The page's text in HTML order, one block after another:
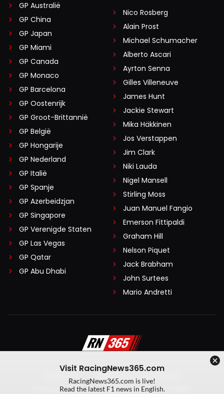
GP Australië
GP China
GP Japan
GP Miami
GP Canada
GP Monaco
GP Barcelona
GP Oostenrijk
GP Groot-Brittannië
GP België
GP Hongarije
GP Nederland
GP Italië
GP Spanje
GP Azerbeidzjan
GP Singapore
GP Verenigde Staten
GP Las Vegas
GP Qatar
GP Abu Dhabi
Nico Rosberg
Alain Prost
Michael Schumacher
Alberto Ascari
Ayrton Senna
Gilles Villeneuve
James Hunt
Jackie Stewart
Mika Häkkinen
Jos Verstappen
Jim Clark
Niki Lauda
Nigel Mansell
Stirling Moss
Juan Manuel Fangio
Emerson Fittipaldi
Graham Hill
Nelson Piquet
Jack Brabham
John Surtees
Mario Andretti
Algemene voorwaarden
Privacy Policy
Created by On Your Marks
Visit RacingNews365.com
RacingNews365.com is live!
Read the latest F1 news in English.